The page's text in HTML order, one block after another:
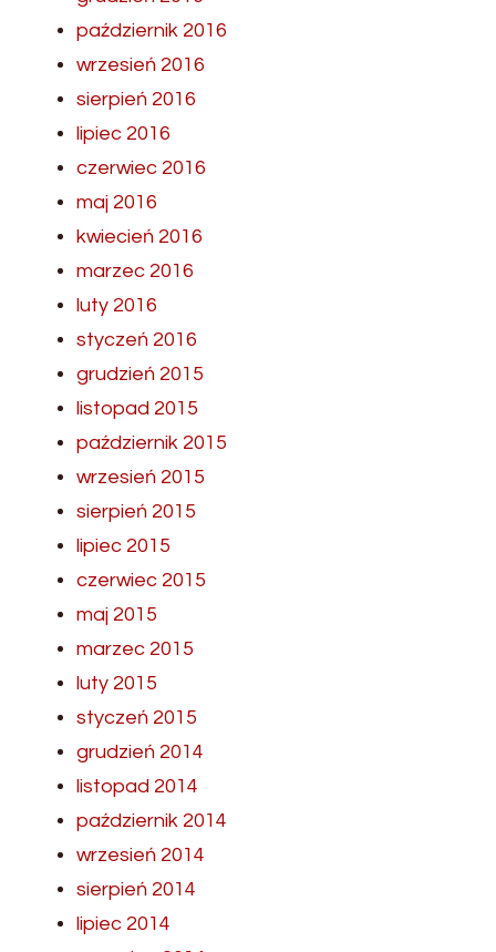
październik 2016
wrzesień 2016
sierpień 2016
lipiec 2016
czerwiec 2016
maj 2016
kwiecień 2016
marzec 2016
luty 2016
styczeń 2016
grudzień 2015
listopad 2015
październik 2015
wrzesień 2015
sierpień 2015
lipiec 2015
czerwiec 2015
maj 2015
marzec 2015
luty 2015
styczeń 2015
grudzień 2014
listopad 2014
październik 2014
wrzesień 2014
sierpień 2014
lipiec 2014